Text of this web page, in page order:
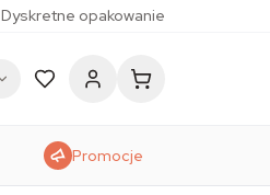
Dyskretne opakowanie
Promocje